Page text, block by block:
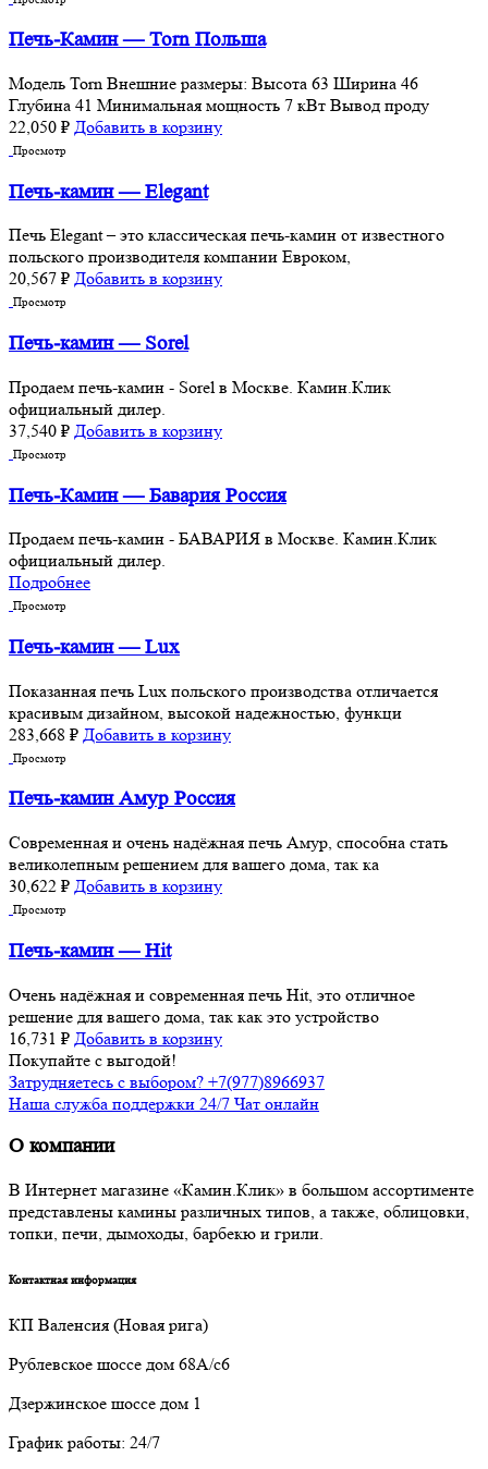
Печь-Камин — Torn Польша
Moдель Torn Внешние размеры: Высота 63 Ширина 46
Глубина 41 Минимальная мощность 7 кВт Вывод проду
22,050 ₽ Добавить в корзину
Просмотр
Печь-камин — Elegant
Печь Elegant – это классическая печь-камин от известного
польского производителя компании Евроком,
20,567 ₽ Добавить в корзину
Просмотр
Печь-камин — Sorel
Продаем печь-камин - Sorel в Москве. Камин.Клик
официальный дилер.
37,540 ₽ Добавить в корзину
Просмотр
Печь-Камин — Бавария Россия
Продаем печь-камин - БАВАРИЯ в Москве. Камин.Клик
официальный дилер.
Подробнее
Просмотр
Печь-камин — Lux
Показанная печь Lux польского производства отличается
красивым дизайном, высокой надежностью, функци
283,668 ₽ Добавить в корзину
Просмотр
Печь-камин Амур Россия
Современная и очень надёжная печь Амур, способна стать
великолепным решением для вашего дома, так ка
30,622 ₽ Добавить в корзину
Просмотр
Печь-камин — Hit
Очень надёжная и современная печь Hit, это отличное
решение для вашего дома, так как это устройство
16,731 ₽ Добавить в корзину
Покупайте с выгодой!
Затрудняетесь с выбором? +7(977)8966937
Наша служба поддержки 24/7 Чат онлайн
О компании
В Интернет магазине «Камин.Клик» в большом ассортименте
представлены камины различных типов, а также, облицовки,
топки, печи, дымоходы, барбекю и грили.
Контактная информация
КП Валенсия (Новая рига)
Рублевское шоссе дом 68А/с6
Дзержинское шоссе дом 1
График работы: 24/7